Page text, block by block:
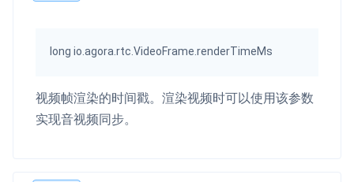
long io.agora.rtc.VideoFrame.renderTimeMs
视频帧渲染的时间戳。渲染视频时可以使用该参数
实现音视频同步。